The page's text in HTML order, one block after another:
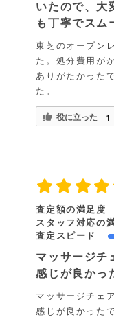
いたので、大
も丁寧でスム
東芝のオーブン
た。処分費用が
ありがたかった
た。
役に立った 1
査定額の満足度
スタッフ対応の
査定スピード
マッサージチ
感じが良かっ
マッサージチェ
感じが良かった